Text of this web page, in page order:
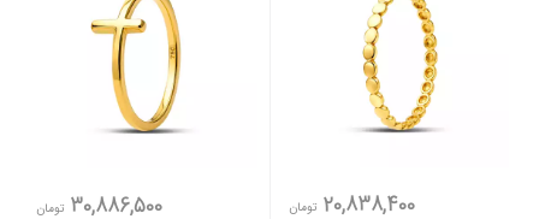
20,838,400 تومان 30,886,500 تومان